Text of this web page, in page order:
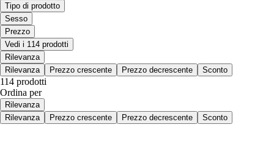
Tipo di prodotto
Sesso
Prezzo
Vedi i 114 prodotti
Rilevanza
Rilevanza
Prezzo crescente Prezzo decrescente Sconto
114 prodotti
Ordina per
Rilevanza
Rilevanza
Prezzo crescente Prezzo decrescente Sconto